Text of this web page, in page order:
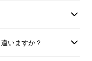
いますか？